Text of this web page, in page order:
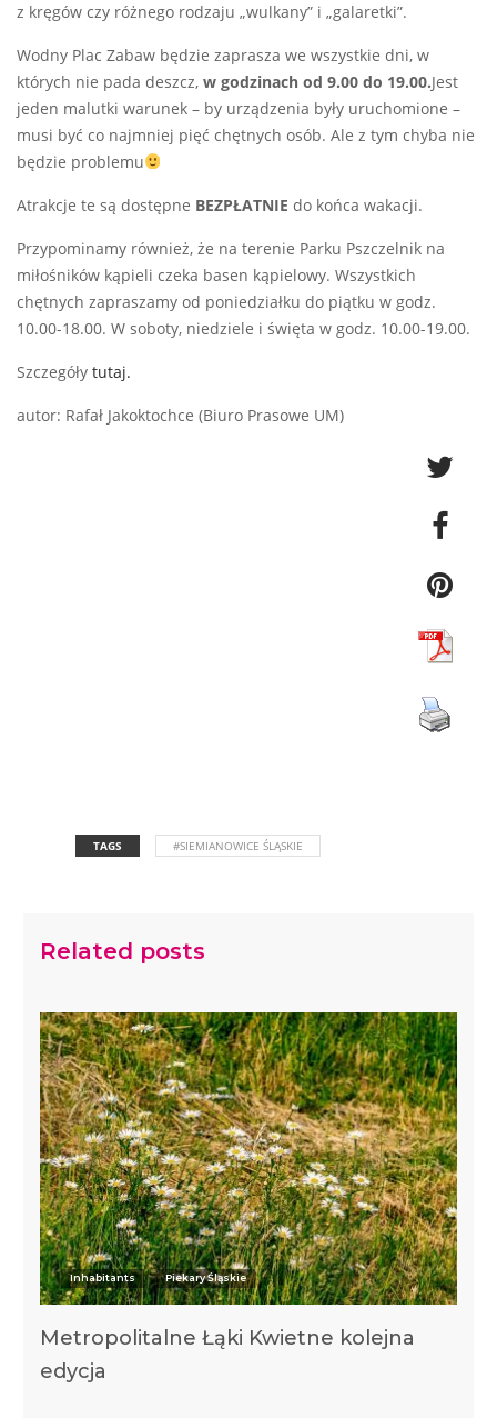
z kręgów czy różnego rodzaju „wulkany” i „galaretki”.
Wodny Plac Zabaw będzie zaprasza we wszystkie dni, w
których nie pada deszcz, w godzinach od 9.00 do 19.00.Jest
jeden malutki warunek – by urządzenia były uruchomione –
musi być co najmniej pięć chętnych osób. Ale z tym chyba nie
będzie problemu
Atrakcje te są dostępne BEZPŁATNIE do końca wakacji.
Przypominamy również, że na terenie Parku Pszczelnik na
miłośników kąpieli czeka basen kąpielowy. Wszystkich
chętnych zapraszamy od poniedziałku do piątku w godz.
10.00-18.00. W soboty, niedziele i święta w godz. 10.00-19.00.
Szczegóły tutaj.
autor: Rafał Jakoktochce (Biuro Prasowe UM)
TAGS #SIEMIANOWICE ŚLĄSKIE
Related posts
Inhabitants Piekary Śląskie
Metropolitalne Łąki Kwietne kolejna
edycja